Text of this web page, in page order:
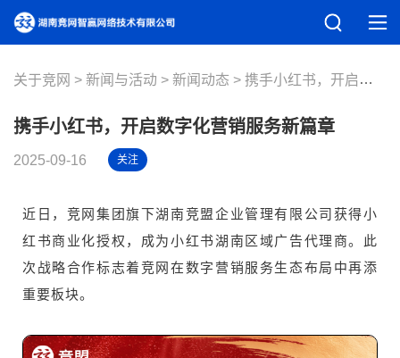
关于竞网 新闻与活动 新闻动态 携手小红书，开启数字化营销服务新篇章
携手小红书，开启数字化营销服务新篇章
2025-09-16 关注
近日，竞网集团旗下湖南竞盟企业管理有限公司获得小
红书商业化授权，成为小红书湖南区域广告代理商。此
次战略合作标志着竞网在数字营销服务生态布局中再添
重要板块。